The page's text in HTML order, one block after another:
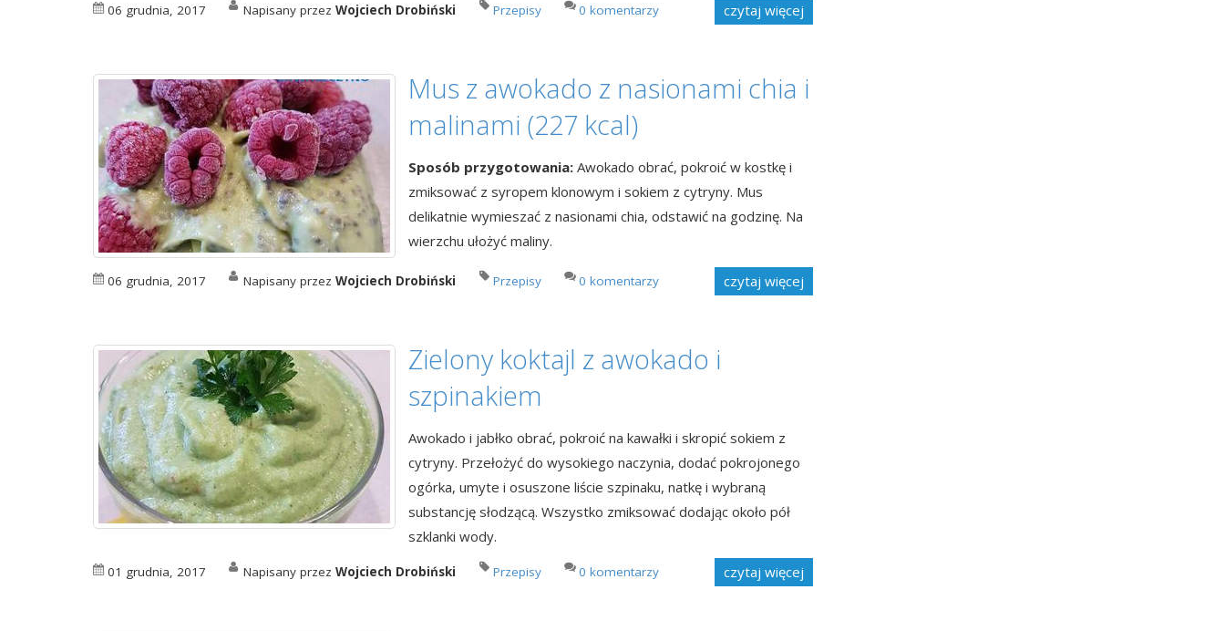
06 grudnia, 2017 Napisany przez Wojciech Drobiński Przepisy 0 komentarzy czytaj więcej
Mus z awokado z nasionami chia i
malinami (227 kcal)
Sposób przygotowania: Awokado obrać, pokroić w kostkę i
zmiksować z syropem klonowym i sokiem z cytryny. Mus
delikatnie wymieszać z nasionami chia, odstawić na godzinę. Na
wierzchu ułożyć maliny.
06 grudnia, 2017 Napisany przez Wojciech Drobiński Przepisy 0 komentarzy czytaj więcej
Zielony koktajl z awokado i
szpinakiem
Awokado i jabłko obrać, pokroić na kawałki i skropić sokiem z
cytryny. Przełożyć do wysokiego naczynia, dodać pokrojonego
ogórka, umyte i osuszone liście szpinaku, natkę i wybraną
substancję słodzącą. Wszystko zmiksować dodając około pół
szklanki wody.
01 grudnia, 2017 Napisany przez Wojciech Drobiński Przepisy 0 komentarzy czytaj więcej